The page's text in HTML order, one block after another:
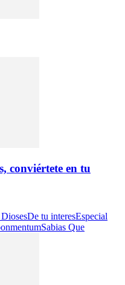
conviértete en tu
De tu interesEspecial
Sabias Que